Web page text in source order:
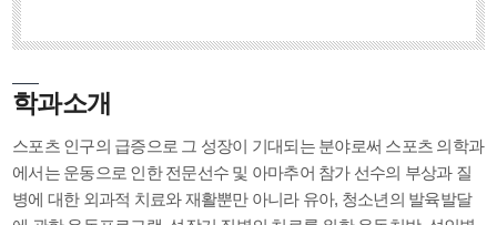
학과소개
스포츠 인구의 급증으로 그 성장이 기대되는 분야로써 스포츠 의학과
에서는 운동으로 인한 전문선수 및 아마추어 참가 선수의 부상과 질
병에 대한 외과적 치료와 재활뿐만 아니라 유아, 청소년의 발육발달